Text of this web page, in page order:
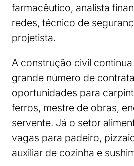
farmacêutico, analista
redes, técnico de
projetista.
A construção civil
grande número de
oportunidades para
ferros, mestre de obras,
servente. Já o setor
vagas para padeiro,
auxiliar de cozinha e